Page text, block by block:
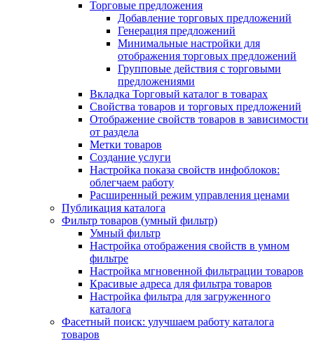
Торговые предложения
Добавление торговых предложений
Генерация предложений
Минимальные настройки для
отображения торговых предложений
Групповые действия с торговыми
предложениями
Вкладка Торговый каталог в товарах
Свойства товаров и торговых предложений
Отображение свойств товаров в зависимости
от раздела
Метки товаров
Создание услуги
Настройка показа свойств инфоблоков:
облегчаем работу
Расширенный режим управления ценами
Публикация каталога
Фильтр товаров (умный фильтр)
Умный фильтр
Настройка отображения свойств в умном
фильтре
Настройка мгновенной фильтрации товаров
Красивые адреса для фильтра товаров
Настройка фильтра для загруженного
каталога
Фасетный поиск: улучшаем работу каталога
товаров